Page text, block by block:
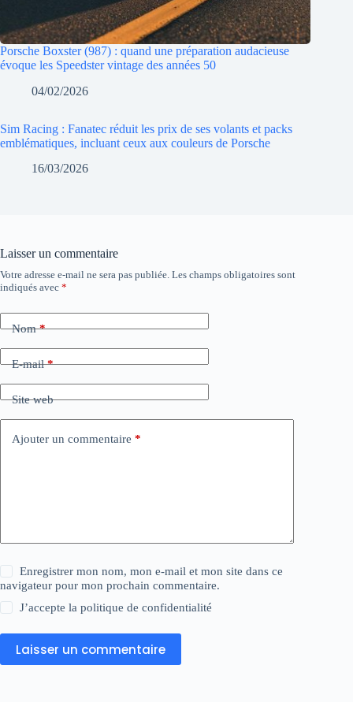
Porsche Boxster (987) : quand une préparation audacieuse
évoque les Speedster vintage des années 50
04/02/2026
Sim Racing : Fanatec réduit les prix de ses volants et packs
emblématiques, incluant ceux aux couleurs de Porsche
16/03/2026
Laisser un commentaire
Votre adresse e-mail ne sera pas publiée. Les champs obligatoires sont
indiqués avec *
Nom*
E-mail*
Site web
Ajouter un commentaire *
Enregistrer mon nom, mon e-mail et mon site dans ce
navigateur pour mon prochain commentaire.
J’accepte lapolitique de confidentialité
Laisser un commentaire